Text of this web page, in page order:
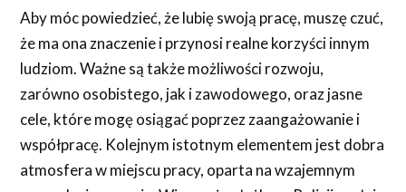
Aby móc powiedzieć, że lubię swoją pracę, muszę czuć,
że ma ona znaczenie i przynosi realne korzyści innym
ludziom. Ważne są także możliwości rozwoju,
zarówno osobistego, jak i zawodowego, oraz jasne
cele, które mogę osiągać poprzez zaangażowanie i
współpracę. Kolejnym istotnym elementem jest dobra
atmosfera w miejscu pracy, oparta na wzajemnym